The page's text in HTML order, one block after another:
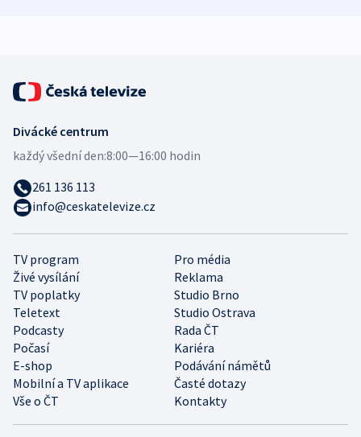
TV program
Pro média
Živé vysílání
Reklama
TV poplatky
Studio Brno
Teletext
Studio Ostrava
Podcasty
Rada ČT
Počasí
Kariéra
E-shop
Podávání námětů
Mobilní a TV aplikace
Časté dotazy
Vše o ČT
Kontakty
Divácké centrum
každý všední den:8:00—16:00 hodin
261 136 113
info@ceskatelevize.cz